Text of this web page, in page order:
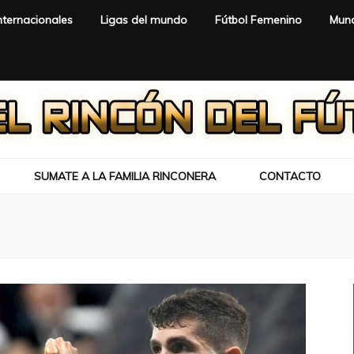
Ligas del mundo Fútbol Femenino
SUMATE A LA FAMILIA RINCONERA CONTACTO